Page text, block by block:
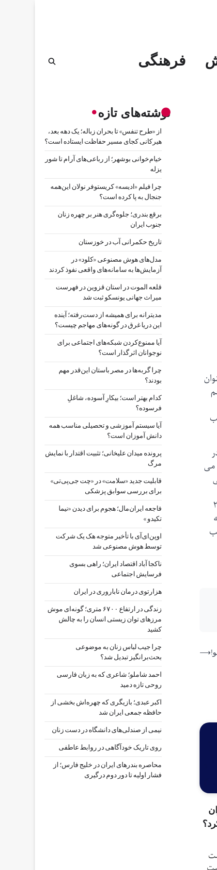
فرهنگی
می
تأثیرمنفی دارد. تحقیقات نشان داده است که مقداراستاندارد مصرف سرکه، ۱ یا ۲ قاشق غذاخوری مخلوط در آب، ۲
⟶
نوشته‌های تازه
از «طرح تنفس» تا بحران زباله؛ یک دهه بعد،
هیرکانی کجای مسیر حفاظت ایستاده است؟
خیام‌خوانی بوشهر؛ از رباعی‌های آرام تا شور
یزله
چرا فیلم «ادیسه» کریستوفر نولان این‌همه
جنجال به پا کرده است؟
برقع بندری؛ جلوه‌گری هنر بر چهره زنان
جنوب ایران
تاریخ حکمرانی آب در خوزستان
مدل‌های هوش مصنوعی «کلود» در
آزمایش‌ها به سامانه‌های واقعی نفوذ کردند
قلعه الموت در استان قزوین در فهرست
میراث جهانی یونسکو ثبت شد
مدیترانه برای همیشه از دست‌رفته؛ آینده
این دریا غرق در گونه‌های مهاجم چیست؟
آیا ممنوع‌کردن شبکه‌های اجتماعی برای
نوجوانان اثرگذار است؟
چرا گربه‌ها در مصر باستان این‌قدر مهم
بودند؟
کدام بهتر است؛ بیکارِ آسوده، شاغلِ
فرسوده؟
آیا سیستم آموزشی و تحصیلی مناسب همه
دانش آموزان است؟
پرونده میدان علیخانی؛ تثبیت اقتدار با نمایش
مرگ
قابلیت جدید «سلامت» در «چت ‌جی‌پی‌تی»
برای بررسی سوابق پزشکی
فاجعه ایران‌مال؛ هجوم برای دیدن «نیما
تکیدو »
اوپن‌ای‌آی با تأخیر متوجه هک یک شرکت
توسط هوش مصنوعی شد
ناکجا آباد اقتصاد ایران؛ راهی بسوی
فرسایش اجتماعی
هزارتوی درمان ناباروری در ایران
زندگی در ارتفاع ۶۷۰۰ متری؛ گونه‌ای موش
مرزهای توان زیستی انسان را به چالش
کشید
چرا جیب‌ لباس زنان به موضوعی
بحث‌برانگیز تبدیل شد؟
احمد شاملو؛ شاعری که به زبان فارسی
روحی تازه دمید
اکبر عبدی؛ بازیگری که چهره‌اش بخشی از
حافظه جمعی ایران شد
نیمی از صندلی‌های دانشگاه در دست زنان
روی تاریک خودآگاهی در روابط عاطفی
محاصره بندرهای ایران در خلیج فارس؛ از
فشار اولیه تا دور دوم درگیری